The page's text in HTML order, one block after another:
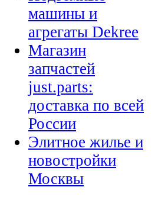
машины и
агрегаты Dekree
Магазин
запчастей
just.parts:
доставка по всей
России
Элитное жилье и
новостройки
Москвы